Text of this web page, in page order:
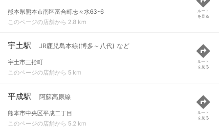
熊本県熊本市南区富合町志々水63-6
このページの店舗から 2.8 km
ルート
を見る
宇土駅 JR鹿児島本線(博多～八代) など
宇土市三拾町
このページの店舗から 5 km
ルート
を見る
平成駅 阿蘇高原線
熊本市中央区平成二丁目
このページの店舗から 5.2 km
ルート
を見る